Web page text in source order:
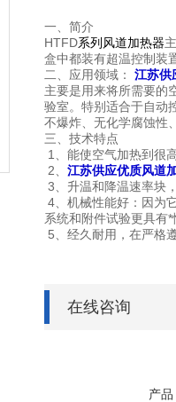
一、简介
HTFD系列风道加热器
盒中都装有超温控制
二、应用领域： 江苏供
主要是用来将所需要的
验室。特别适合于自动
不爆炸、无化学腐蚀性
三、技术特点
1、能使空气加热到很
2、 江苏供应优质风道
3、升温和降温速率块
4、机械性能好：因为
系统和附件试验更具有*
5、经久耐用，在严格
在线咨询
产品